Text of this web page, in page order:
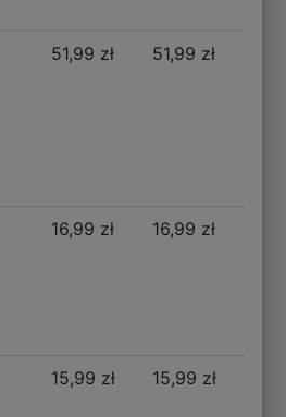
51,99 zł 51,99 zł
16,99 zł 16,99 zł
15,99 zł 15,99 zł